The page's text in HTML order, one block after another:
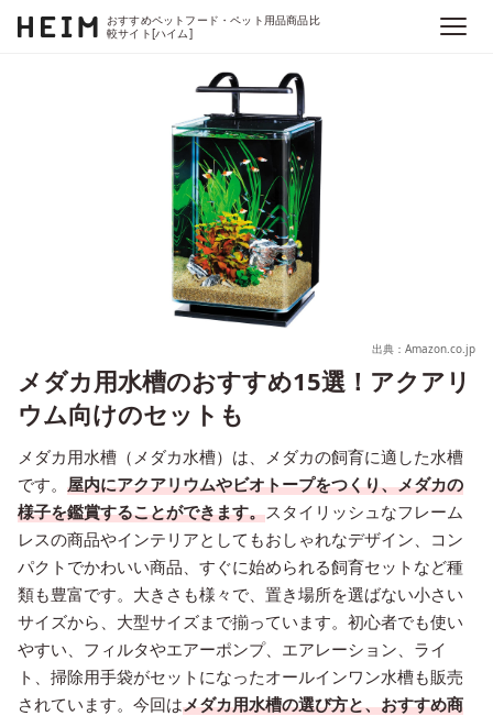
おすすめペットフード・ペット用品商品比
較サイト[ハイム]
出典：Amazon.co.jp
メダカ用水槽のおすすめ15選！アクアリ
ウム向けのセットも
メダカ用水槽（メダカ水槽）は、メダカの飼育に適した水槽
です。 屋内にアクアリウムやビオトープをつくり、メダカの
様子を鑑賞することができます。スタイリッシュなフレーム
レスの商品やインテリアとしてもおしゃれなデザイン、コン
パクトでかわいい商品、すぐに始められる飼育セットなど種
類も豊富です。大きさも様々で、置き場所を選ばない小さい
サイズから、大型サイズまで揃っています。初心者でも使い
やすい、フィルタやエアーポンプ、エアレーション、ライ
ト、掃除用手袋がセットになったオールインワン水槽も販売
されています。今回はメダカ用水槽の選び方と、おすすめ商